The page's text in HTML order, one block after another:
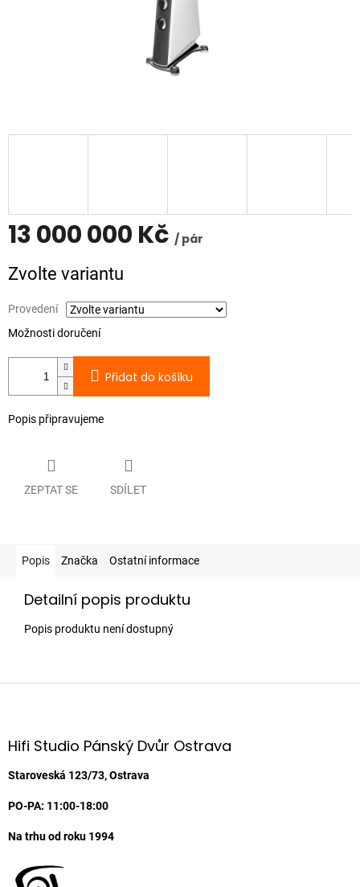
13 000 000 Kč / pár
cena:
Zvolte variantu
Provedení
Možnosti doručení
Přidat do košíku
Popis připravujeme
ZEPTAT SE SDÍLET
Popis Značka Ostatní informace
Detailní popis produktu
Popis produktu není dostupný
Z
aHifi Studio Pánský Dvůr Ostrava
Staroveská 123/73, Ostrava
PO-PA: 11:00-18:00
Na trhu od roku 1994